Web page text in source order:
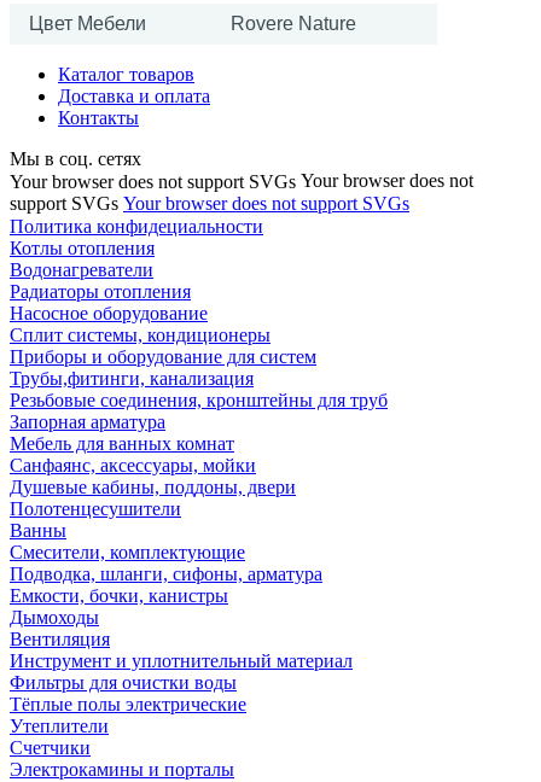
Цвет Мебели
Rovere Nature
Каталог товаров
Доставка и оплата
Контакты
Мы в соц. сетях
Your browser does not support SVGs Your browser does not
support SVGs Your browser does not support SVGs
Политика конфидециальности
Котлы отопления
Водонагреватели
Радиаторы отопления
Насосное оборудование
Сплит системы, кондиционеры
Приборы и оборудование для систем
Трубы,фитинги, канализация
Резьбовые соединения, кронштейны для труб
Запорная арматура
Мебель для ванных комнат
Санфаянс, аксессуары, мойки
Душевые кабины, поддоны, двери
Полотенцесушители
Ванны
Смесители, комплектующие
Подводка, шланги, сифоны, арматура
Емкости, бочки, канистры
Дымоходы
Вентиляция
Инструмент и уплотнительный материал
Фильтры для очистки воды
Тёплые полы электрические
Утеплители
Счетчики
Электрокамины и порталы